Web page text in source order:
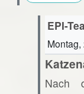
EPI-
Montag,
Nach